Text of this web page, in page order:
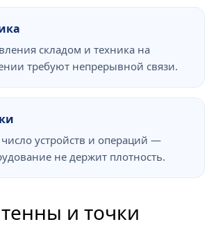
складом и техника на
требуют непрерывной связи.
устройств и операций —
не держит плотность.
и точки